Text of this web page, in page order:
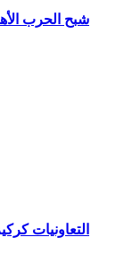
التعاونيات
شبح الحرب